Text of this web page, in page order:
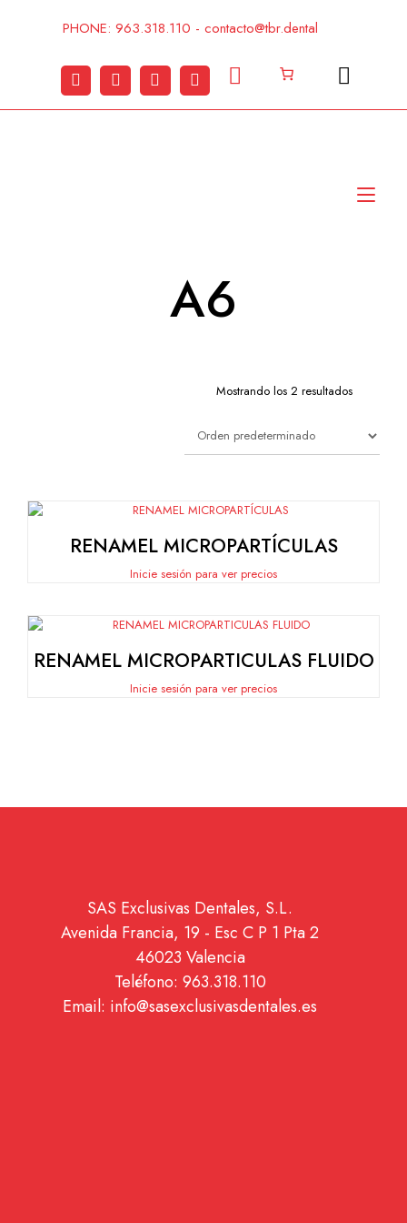
PHONE: 963.318.110 - contacto@tbr.dental
A6
Mostrando los 2 resultados
RENAMEL MICROPARTÍCULAS
Inicie sesión para ver precios
RENAMEL MICROPARTICULAS FLUIDO
Inicie sesión para ver precios
SAS Exclusivas Dentales, S.L.
Avenida Francia, 19 - Esc C P 1 Pta 2
46023 Valencia
Teléfono: 963.318.110
Email: info@sasexclusivasdentales.es